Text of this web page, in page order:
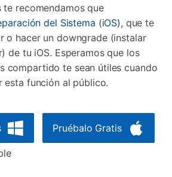
te recomendamos que
del Sistema (iOS), que te
o hacer un downgrade (instalar
de tu iOS. Esperamos que los
compartido te sean útiles cuando
esta función al público.
Pruébalo Gratis